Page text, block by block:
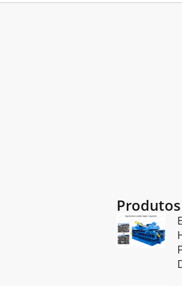
Produtos